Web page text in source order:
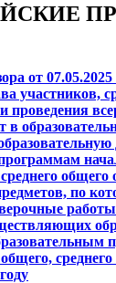
от
участников,
проведения
в
по